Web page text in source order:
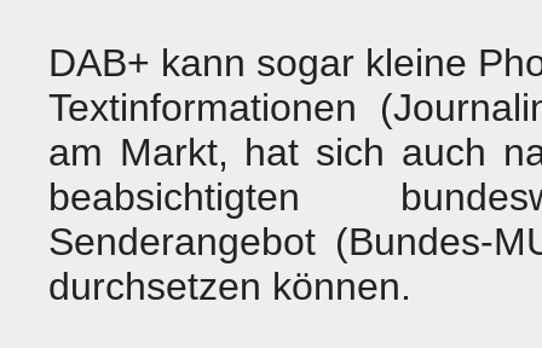
DAB+ kann sogar kleine
Textinformationen
am Markt, hat sich auch
beabsichtigten
Senderangebot (Bundes-
durchsetzen können.